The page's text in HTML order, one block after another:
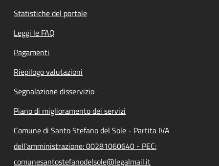
Statistiche del portale
Leggi le FAQ
Pagamenti
Riepilogo valutazioni
Segnalazione disservizio
Piano di miglioramento dei servizi
Comune di Santo Stefano del Sole - Partita IVA
dell'amministrazione: 00281060640 - PEC:
comunesantostefanodelsole@legalmail.it